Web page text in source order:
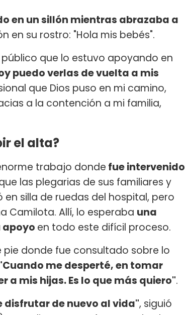
en un sillón mientras abrazaba a
en su rostro: "Hola mis bebés".
que lo estuvo apoyando en
puedo verlas de vuelta a mis
que Dios puso en mi camino,
a la contención a mi familia,
el alta?
trabajo donde fue intervenido
las plegarias de sus familiares y
en silla de ruedas del hospital, pero
Camilota. Allí, lo esperaba una
apoyo en todo este difícil proceso.
donde fue consultado sobre lo
me desperté, en tomar
a mis hijas. Es lo que más quiero".
disfrutar de nuevo al vida", siguió